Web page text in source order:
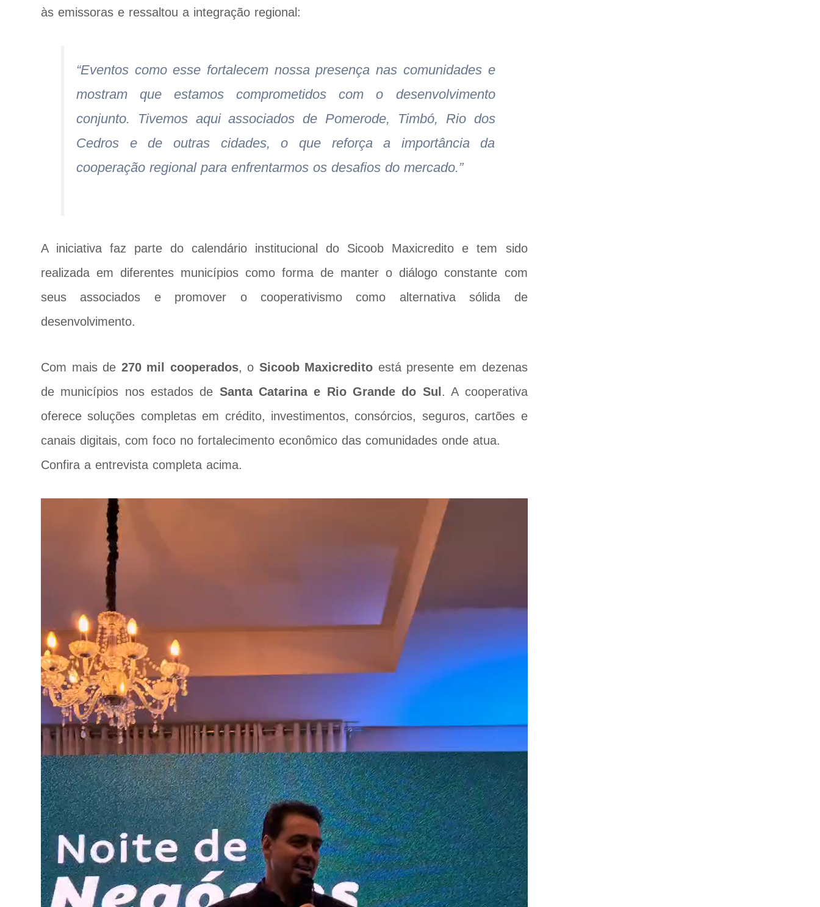
às emissoras e ressaltou a integração regional:
“Eventos como esse fortalecem nossa presença nas comunidades e
mostram que estamos comprometidos com o desenvolvimento
conjunto. Tivemos aqui associados de Pomerode, Timbó, Rio dos
Cedros e de outras cidades, o que reforça a importância da
cooperação regional para enfrentarmos os desafios do mercado.”
A iniciativa faz parte do calendário institucional do Sicoob Maxicredito e tem sido
realizada em diferentes municípios como forma de manter o diálogo constante com
seus associados e promover o cooperativismo como alternativa sólida de
desenvolvimento.
Com mais de 270 mil cooperados, o Sicoob Maxicredito está presente em dezenas
de municípios nos estados de Santa Catarina e Rio Grande do Sul . A cooperativa
oferece soluções completas em crédito, investimentos, consórcios, seguros, cartões e
canais digitais, com foco no fortalecimento econômico das comunidades onde atua.
Confira a entrevista completa acima.